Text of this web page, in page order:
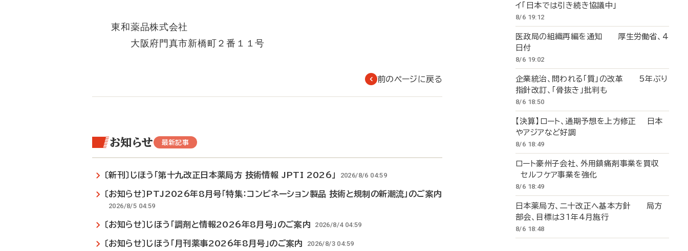
東和薬品株式会社
大阪府門真市新橋町２番１１号
前のページに戻る
お知らせ 最新記事
〔新刊〕じほう「第十九改正日本薬局方 技術情報 JPTI 2026」 2026/8/6 04:59
〔お知らせ〕PTJ2026年8月号「特集：コンビネーション製品 技術と規制の新潮流」のご案内
2026/8/5 04:59
〔お知らせ〕じほう「調剤と情報2026年8月号」のご案内 2026/8/4 04:59
〔お知らせ〕じほう「月刊薬事2026年8月号」のご案内 2026/8/3 04:59
イ「日本では引き続き協議中」
8/6 19:12
医政局の組織再編を通知 厚生労働省、4
日付
8/6 19:02
企業統治、問われる「質」の改革 5年ぶり
指針改訂、「骨抜き」批判も
8/6 18:50
【決算】ロート、通期予想を上方修正 日本
やアジアなど好調
8/6 18:49
ロート豪州子会社、外用鎮痛剤事業を買収
セルフケア事業を強化
8/6 18:49
日本薬局方、二十改正へ基本方針 局方
部会、目標は31年4月施行
8/6 18:48